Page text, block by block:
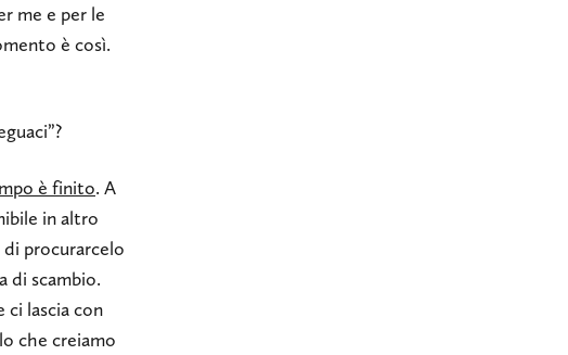
me e per le
è così.
è finito. A
in altro
procurarcelo
di scambio.
lascia con
che creiamo